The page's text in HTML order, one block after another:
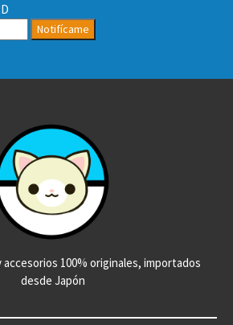
Notifícame
100% originales, importados
desde Japón